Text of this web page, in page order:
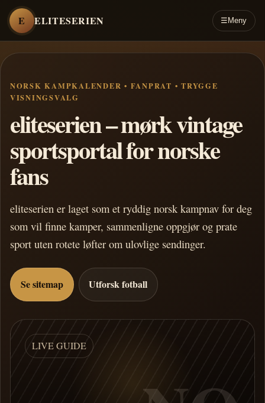
E ELITESERIEN ☰ Meny
NORSK KAMPKALENDER • FANPRAT • TRYGGE
VISNINGSVALG
eliteserien – mørk vintage
sportsportal for norske
fans
eliteserien er laget som et ryddig norsk kampnav for deg
som vil finne kamper, sammenligne oppgjør og prate
sport uten rotete løfter om ulovlige sendinger.
Se sitemap Utforsk fotball
LIVE GUIDE